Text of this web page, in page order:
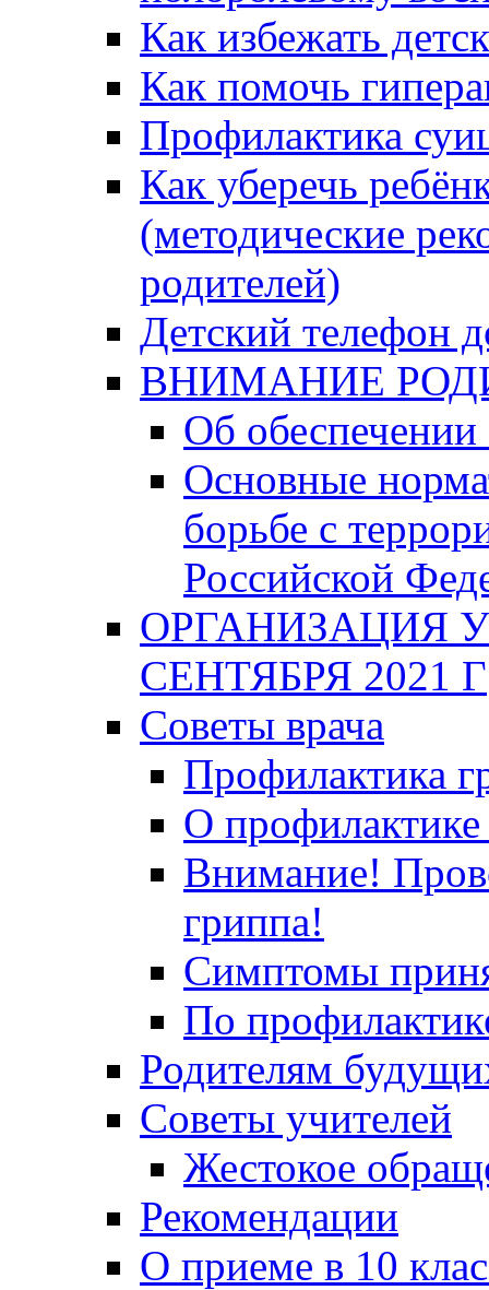
Как избежать
Как помочь
Профилактика
Как уберечь
(методические
родителей)
Детский телефон
ВНИМАНИЕ
Об обеспечении
Основные
борьбе с
Российской
ОРГАНИЗАЦИЯ
СЕНТЯБРЯ 2021 Г
Советы врача
Профилактика
О профилактике
Внимание!
гриппа!
Симптомы
По
Родителям
Советы учителей
Жестокое
Рекомендации
О приеме в 10